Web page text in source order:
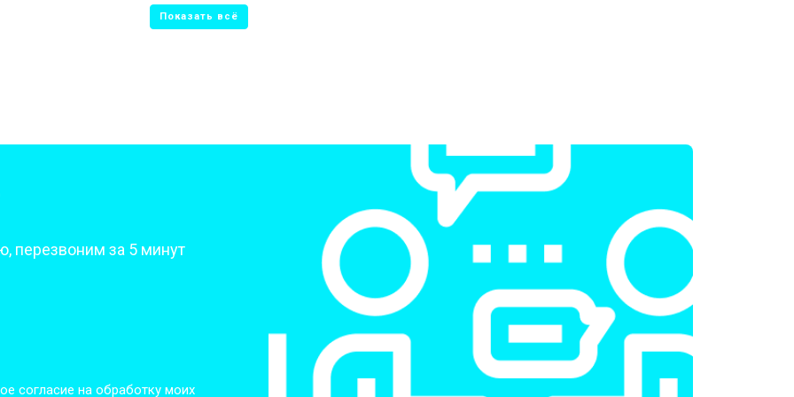
от 80 мин
от 3500 ₽
от 2200 ₽ Заказать
от 1700 ₽ Заказать
от 80 мин Заказать
перезвоним за 5 минут
согласие на обработку моих